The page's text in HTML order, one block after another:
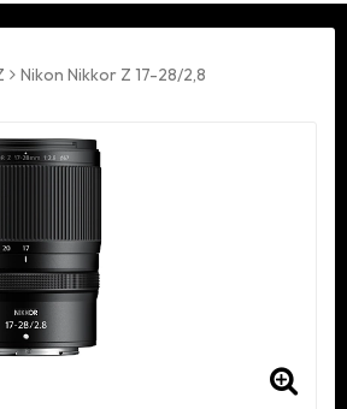
Nikon Nikkor Z 17-28/2,8